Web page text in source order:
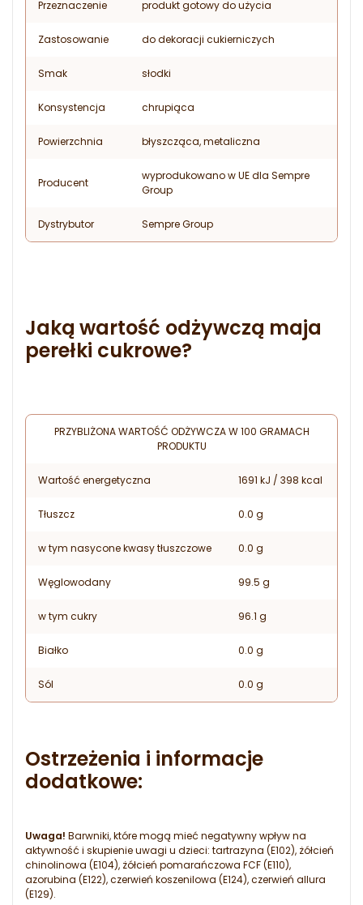
Przeznaczenie produkt gotowy do użycia
Zastosowanie do dekoracji cukierniczych
Smak słodki
Konsystencja chrupiąca
Powierzchnia błyszcząca, metaliczna
Producent
wyprodukowano w UE dla Sempre
Group
Dystrybutor Sempre Group
Jaką wartość odżywczą maja
perełki cukrowe?
PRZYBLIŻONA WARTOŚĆ ODŻYWCZA W 100 GRAMACH
PRODUKTU
Wartość energetyczna 1691 kJ / 398 kcal
Tłuszcz 0.0 g
w tym nasycone kwasy tłuszczowe 0.0 g
Węglowodany 99.5 g
w tym cukry 96.1 g
Białko 0.0 g
Sól 0.0 g
Ostrzeżenia i informacje
dodatkowe:
Uwaga! Barwniki, które mogą mieć negatywny wpływ na
aktywność i skupienie uwagi u dzieci: tartrazyna (E102), żółcień
chinolinowa (E104), żółcień pomarańczowa FCF (E110),
azorubina (E122), czerwień koszenilowa (E124), czerwień allura
(E129).